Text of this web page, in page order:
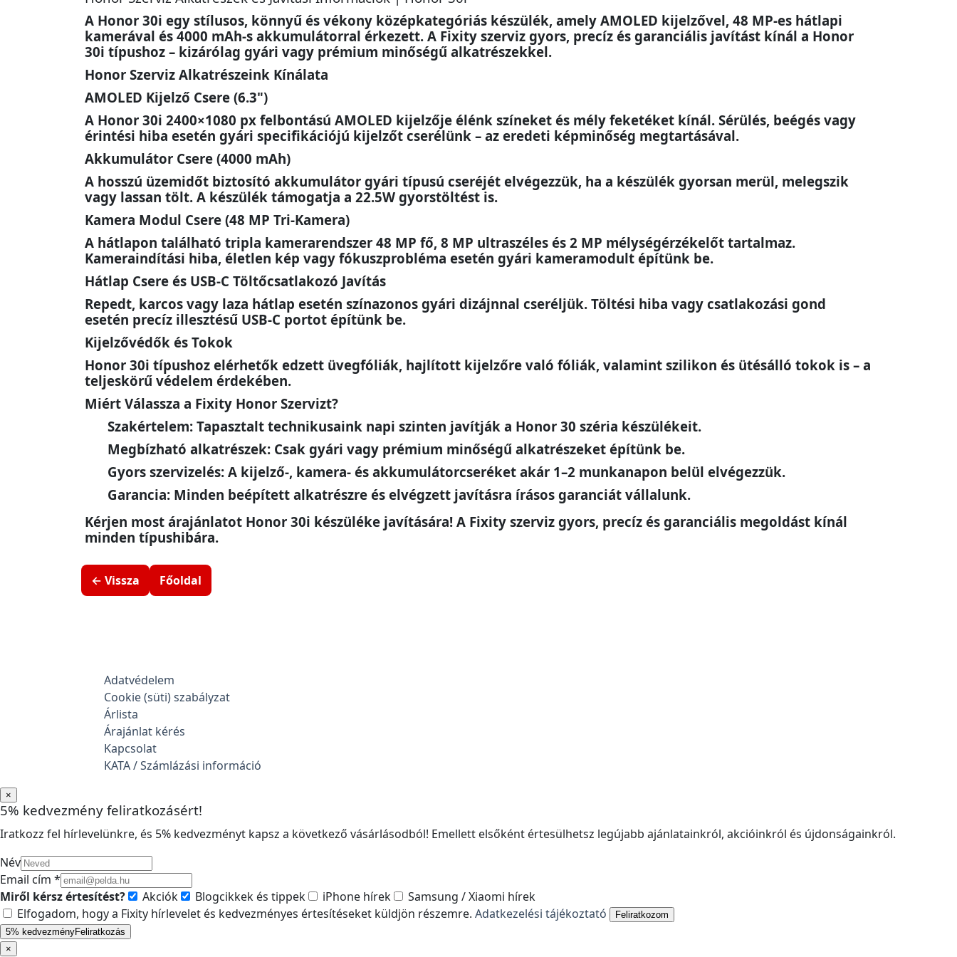
A Honor 30i egy stílusos, könnyű és vékony középkategóriás készülék, amely AMOLED kijelzővel, 48 MP-es hátlapi
kamerával és 4000 mAh-s akkumulátorral érkezett. A Fixity szerviz gyors, precíz és garanciális javítást kínál a Honor
30i típushoz – kizárólag gyári vagy prémium minőségű alkatrészekkel.
Honor Szerviz Alkatrészeink Kínálata
AMOLED Kijelző Csere (6.3")
A Honor 30i 2400×1080 px felbontású AMOLED kijelzője élénk színeket és mély feketéket kínál. Sérülés, beégés vagy
érintési hiba esetén gyári specifikációjú kijelzőt cserélünk – az eredeti képminőség megtartásával.
Akkumulátor Csere (4000 mAh)
A hosszú üzemidőt biztosító akkumulátor gyári típusú cseréjét elvégezzük, ha a készülék gyorsan merül, melegszik
vagy lassan tölt. A készülék támogatja a 22.5W gyorstöltést is.
Kamera Modul Csere (48 MP Tri-Kamera)
A hátlapon található tripla kamerarendszer 48 MP fő, 8 MP ultraszéles és 2 MP mélységérzékelőt tartalmaz.
Kameraindítási hiba, életlen kép vagy fókuszprobléma esetén gyári kameramodult építünk be.
Hátlap Csere és USB-C Töltőcsatlakozó Javítás
Repedt, karcos vagy laza hátlap esetén színazonos gyári dizájnnal cseréljük. Töltési hiba vagy csatlakozási gond
esetén precíz illesztésű USB-C portot építünk be.
Kijelzővédők és Tokok
Honor 30i típushoz elérhetők edzett üvegfóliák, hajlított kijelzőre való fóliák, valamint szilikon és ütésálló tokok is – a
teljeskörű védelem érdekében.
Miért Válassza a Fixity Honor Szervizt?
Szakértelem: Tapasztalt technikusaink napi szinten javítják a Honor 30 széria készülékeit.
Megbízható alkatrészek: Csak gyári vagy prémium minőségű alkatrészeket építünk be.
Gyors szervizelés: A kijelző-, kamera- és akkumulátorcseréket akár 1–2 munkanapon belül elvégezzük.
Garancia: Minden beépített alkatrészre és elvégzett javításra írásos garanciát vállalunk.
Kérjen most árajánlatot Honor 30i készüléke javítására! A Fixity szerviz gyors, precíz és garanciális megoldást kínál
minden típushibára.
← Vissza Főoldal
Adatvédelem
Cookie (süti) szabályzat
Árlista
Árajánlat kérés
Kapcsolat
KATA / Számlázási információ
×
5% kedvezmény feliratkozásért!
Iratkozz fel hírlevelünkre, és 5% kedvezményt kapsz a következő vásárlásodból! Emellett elsőként értesülhetsz legújabb ajánlatainkról, akcióinkról és újdonságainkról.
Név
Email cím *
Miről kérsz értesítést?
Akciók Blogcikkek és tippek iPhone hírek
Samsung / Xiaomi hírek
Elfogadom, hogy a Fixity hírlevelet és kedvezményes értesítéseket küldjön részemre. Adatkezelési tájékoztató
Feliratkozom
5% kedvezményFeliratkozás
×